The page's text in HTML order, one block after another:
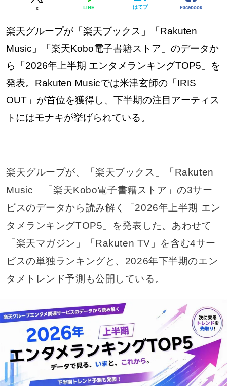
X LINE はてブ Facebook
楽天グループが「楽天ブックス」「Rakuten
Music」「楽天Kobo電子書籍ストア」のデータか
ら「2026年上半期 エンタメランキングTOP5」を
発表。Rakuten Musicでは米津玄師の「IRIS
OUT」が首位を獲得し、下半期の注目アーティス
トにはモナキが挙げられている。
楽天グループが、「楽天ブックス」「Rakuten
Music」「楽天Kobo電子書籍ストア」の3サー
ビスのデータから読み解く「2026年上半期 エン
タメランキングTOP5」を発表した。あわせて
「楽天マガジン」「Rakuten TV」を含む4サー
ビスの単独ランキングと、2026年下半期のエン
タメトレンド予測も公開している。